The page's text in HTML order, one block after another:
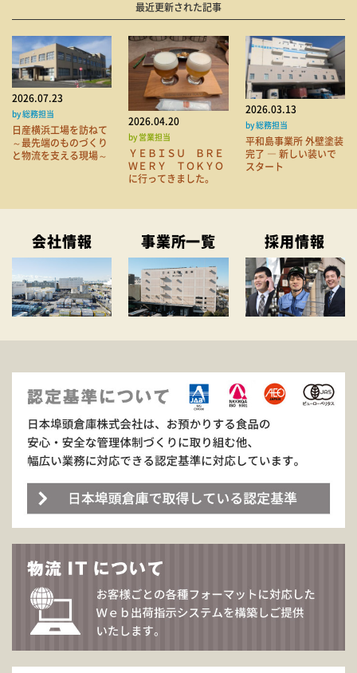
最近更新された記事
2026.07.23
by 総務担当
日産横浜工場を訪ねて
～最先端のものづくり
と物流を支える現場～
2026.04.20
by 営業担当
ＹＥＢＩＳＵ ＢＲＥ
ＷＥＲＹ ＴＯＫＹＯ
に行ってきました。
2026.03.13
by 総務担当
平和島事業所 外壁塗装
完了 ― 新しい装いで
スタート
会社情報 事業所一覧 採用情報